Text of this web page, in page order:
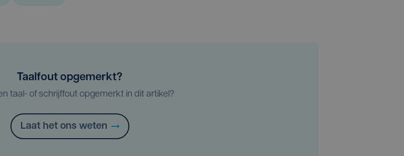
Taalfout opgemerkt?
taal- of schrijffout opgemerkt in dit artikel?
Laat het ons weten